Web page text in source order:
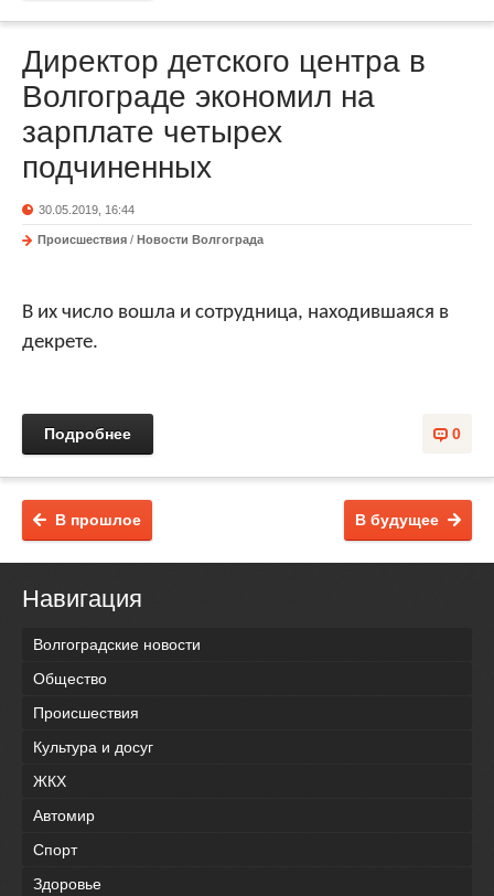
Директор детского центра в
Волгограде экономил на
зарплате четырех
подчиненных
30.05.2019, 16:44
Происшествия / Новости Волгограда
В их число вошла и сотрудница, находившаяся в
декрете.
0
Подробнее
В будущее
В прошлое
Навигация
Волгоградские новости
Общество
Происшествия
Культура и досуг
ЖКХ
Автомир
Спорт
Здоровье